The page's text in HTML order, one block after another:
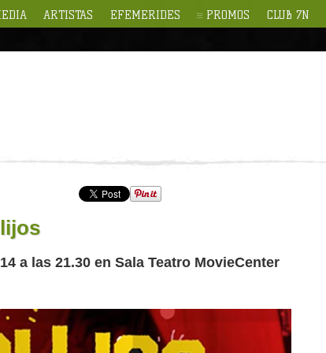
ARTISTAS EFEMERIDES PROMOS CLUB 7N
a las 21.30 en Sala Teatro MovieCenter